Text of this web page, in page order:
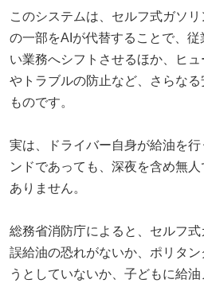
このシステムは、セルフ式ガソ
の一部をAIが代替することで、
い業務へシフトさせるほか、ヒ
やトラブルの防止など、さらな
ものです。
実は、ドライバー自身が給油を
ンドであっても、深夜を含め無
ありません。
総務省消防庁によると、セルフ式
誤給油の恐れがないか、ポリタ
うとしていないか、子どもに給